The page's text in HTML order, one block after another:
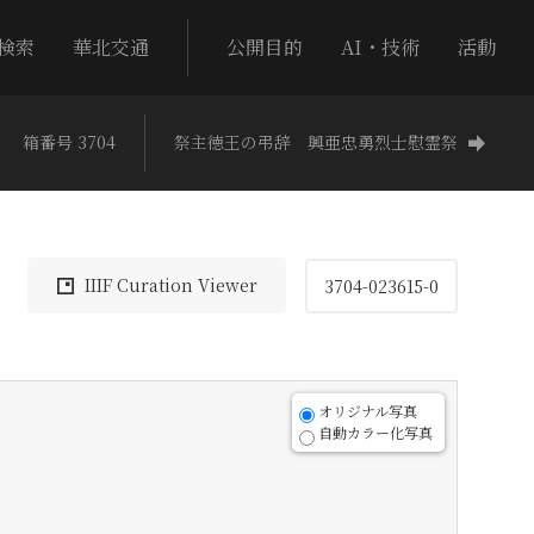
索 華北交通 公開目的 AI・技術 活動
箱番号 3704 祭主徳王の弔辞 興亜忠勇烈士慰霊祭
IIIF Curation Viewer 3704-023615-0
オリジナル写真
自動カラー化写真